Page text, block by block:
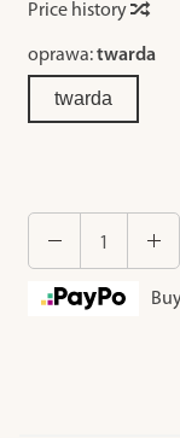
Price history
oprawa:twarda
twarda